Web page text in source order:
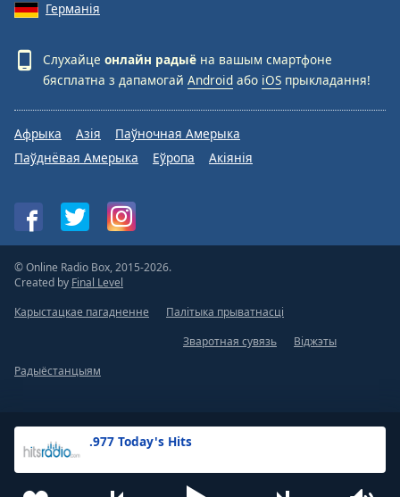
.977 Today's Hits
Германія
Слухайце онлайн радыё на вашым смартфоне
бясплатна з дапамогай Android або iOS прыкладання!
Афрыка Азія
Паўночная Амерыка
Паўднёвая Амерыка
Еўропа Акіянія
© Online Radio Box, 2015-2026.
Created by Final Level
Карыстацкае пагадненне
Палітыка прыватнасці
Зваротная сувязь
Віджэты
Радыёстанцыям